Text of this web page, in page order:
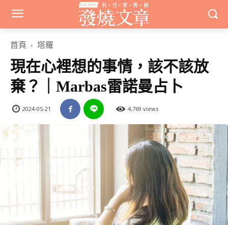
首頁 塔羅
現在心裡想的事情，該不該放
棄？｜Marbas雷諾曼占卜
2024-05-21 4,769 views